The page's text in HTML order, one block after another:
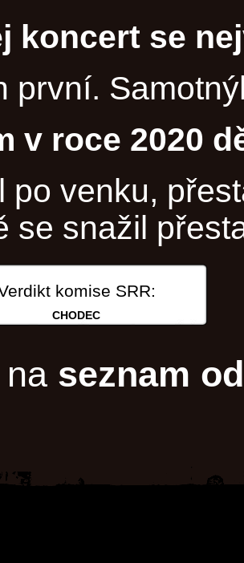
koncert se
první.
v roce 2020
po venku,
se snažil
komise SRR:
CHODEC
seznam